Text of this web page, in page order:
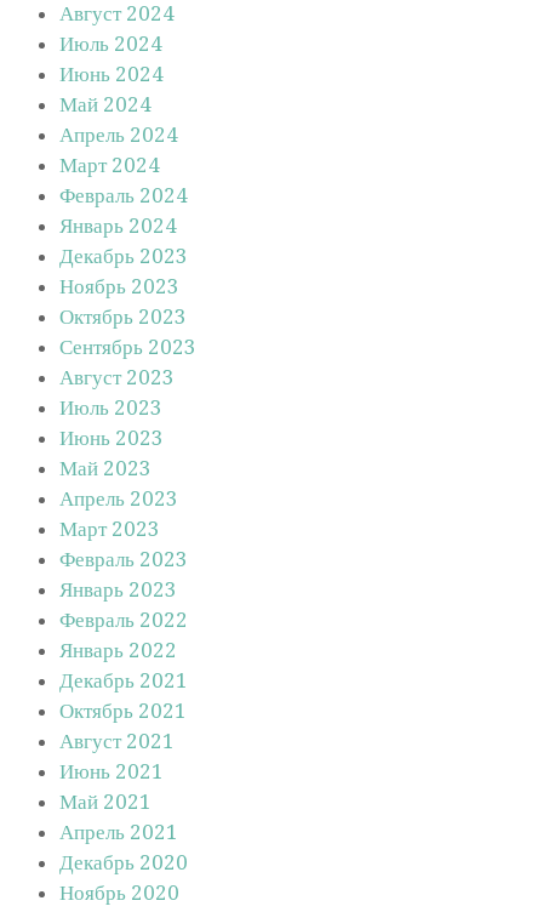
Август 2024
Июль 2024
Июнь 2024
Май 2024
Апрель 2024
Март 2024
Февраль 2024
Январь 2024
Декабрь 2023
Ноябрь 2023
Октябрь 2023
Сентябрь 2023
Август 2023
Июль 2023
Июнь 2023
Май 2023
Апрель 2023
Март 2023
Февраль 2023
Январь 2023
Февраль 2022
Январь 2022
Декабрь 2021
Октябрь 2021
Август 2021
Июнь 2021
Май 2021
Апрель 2021
Декабрь 2020
Ноябрь 2020